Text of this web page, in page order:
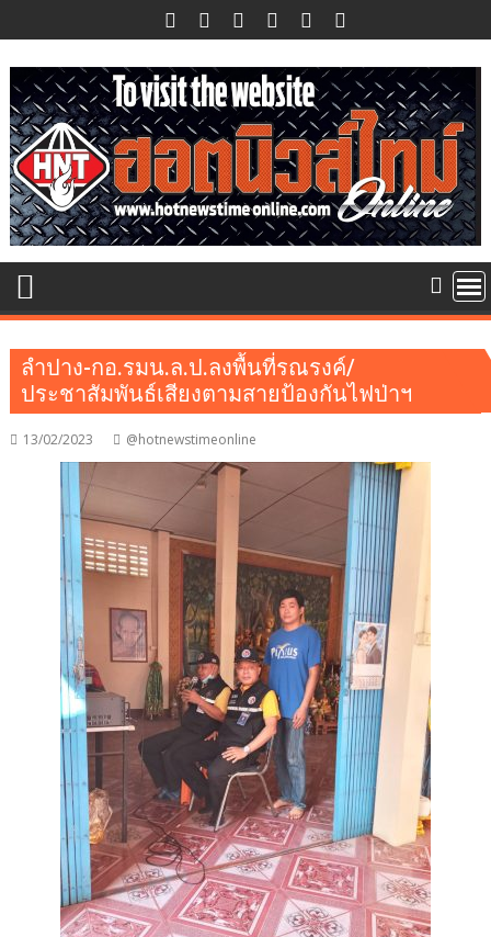
to
content
ลำปาง-กอ.รมน.ล.ป.ลงพื้นที่รณรงค์/
ประชาสัมพันธ์เสียงตามสายป้องกันไฟป่าฯ
13/02/2023 @hotnewstimeonline